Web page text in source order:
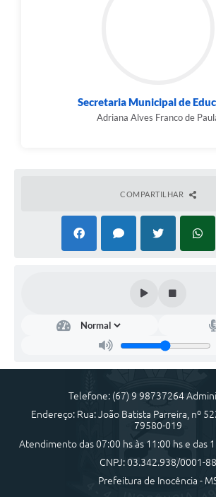
Secretaria Municipal de
Adriana Alves Franco de
COMPARTILHAR
Telefone: (67) 9 98737264
Endereço: Rua: João Batista Parreira, nº
79580-019
Atendimento das 07:00 hs às 11:00 hs e das
CNPJ: 03.342.938/0001-88
Prefeitura de Inocência -